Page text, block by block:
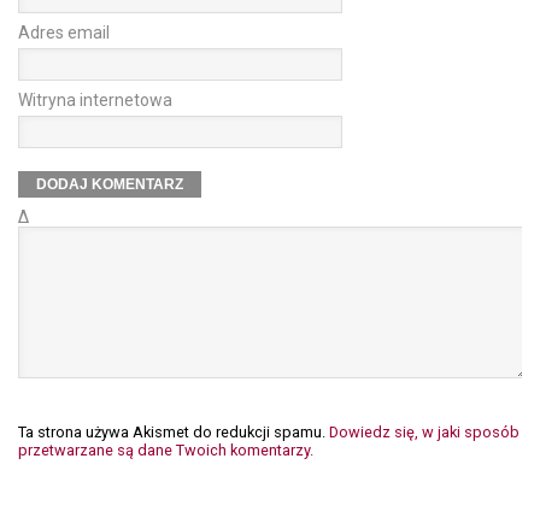
Adres email
Witryna internetowa
Δ
Ta strona używa Akismet do redukcji spamu. Dowiedz się, w jaki sposób
przetwarzane są dane Twoich komentarzy.